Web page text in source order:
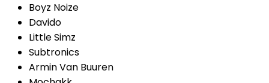
Boyz Noize
Davido
Little Simz
Subtronics
Armin Van Buuren